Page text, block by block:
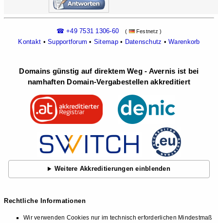
☎ +49 7531 1306-60 ( Festnetz )
Kontakt •Supportforum • Sitemap• Datenschutz •Warenkorb
Domains günstig auf direktem Weg - Avernis ist bei
namhaften Domain-Vergabestellen akkreditiert
Weitere Akkreditierungen einblenden
Rechtliche Informationen
Wir verwenden Cookies nur im technisch erforderlichen Mindestmaß